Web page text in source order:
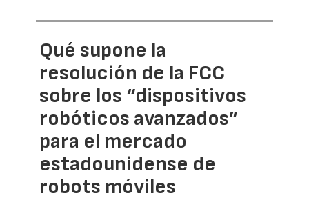
Qué supone la
resolución de la FCC
sobre los “dispositivos
robóticos avanzados”
para el mercado
estadounidense de
robots móviles